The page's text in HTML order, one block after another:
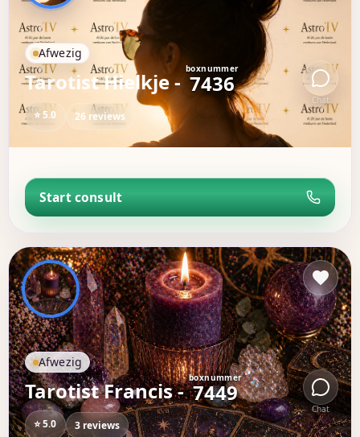
Chat
Afwezig
Tarotist Hielkje -boxnummer
7436
⭐ 5.0 26 reviews
Start consult
Chat
Afwezig
Tarotist Francis -boxnummer
7449
⭐ 5.0 3 reviews